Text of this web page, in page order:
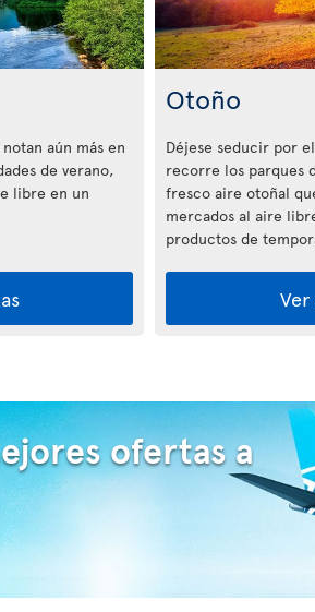
aún más en
de verano,
libre en un
Otoño
Déjese seducir por
recorre los parques
fresco aire otoñal
mercados al aire
productos de
ofertas a